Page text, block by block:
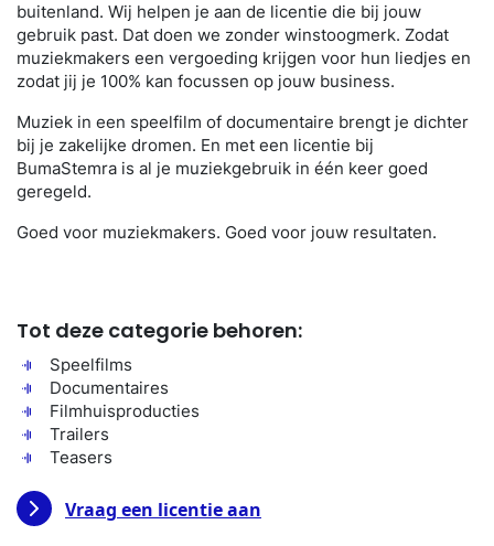
buitenland. Wij helpen je aan de licentie die bij jouw
gebruik past. Dat doen we zonder winstoogmerk. Zodat
muziekmakers een vergoeding krijgen voor hun liedjes en
zodat jij je 100% kan focussen op jouw business.
Muziek in een speelfilm of documentaire brengt je dichter
bij je zakelijke dromen. En met een licentie bij
BumaStemra is al je muziekgebruik in één keer goed
geregeld.
Goed voor muziekmakers. Goed voor jouw resultaten.
Tot deze categorie behoren:
Speelfilms
Documentaires
Filmhuisproducties
Trailers
Teasers
Vraag een licentie aan